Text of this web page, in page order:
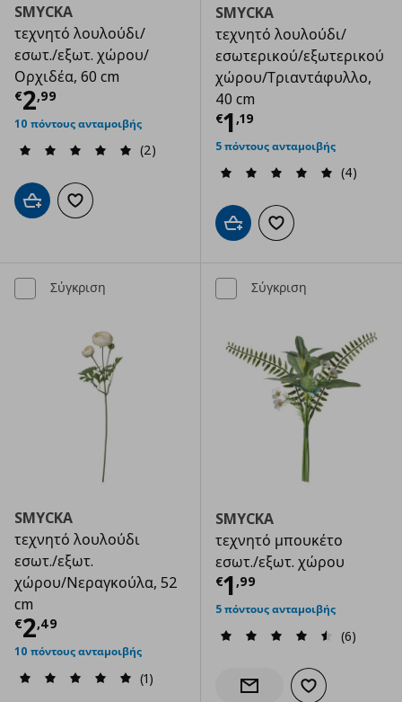
SMYCKA
τεχνητό λουλούδι/
εσωτ./εξωτ. χώρου/
Ορχιδέα, 60 cm
€2,99
Τρέχουσα τιμή € 2,99
10 πόντους ανταμοιβής
(2)
Προσθήκη στο καλάθι
Προσθήκη στα αγαπημένα
SMYCKA
τεχνητό λουλούδι/
εσωτερικού/εξωτερικού
χώρου/Τριαντάφυλλο,
40 cm
€1 ,19
Τρέχουσα
5 πόντους ανταμοιβής
(4)
Προσθήκη στο καλάθι
Προσθήκη στα
Σύγκριση
SMYCKA
τεχνητό λουλούδι
εσωτ./εξωτ.
χώρου/Nεραγκούλα, 52
cm
€2,49
Τρέχουσα τιμή € 2,49
10 πόντους ανταμοιβής
(1)
Σύγκριση
SMYCKA
τεχνητό μπουκέτο
εσωτ./εξωτ. χώρου
€1 ,99
Τρέχουσα
5 πόντους ανταμοιβής
(6)
Ενημέρωση διαθεσιμότητας
Προσθήκη στα